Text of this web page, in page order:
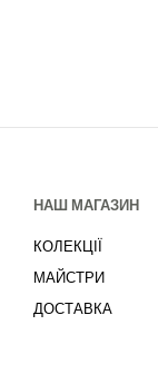
НАШ МАГАЗИН
КОЛЕКЦІЇ
МАЙСТРИ
ДОСТАВКА